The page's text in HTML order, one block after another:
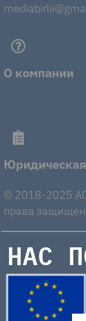
О компании
© 2018-2025
права
НАС